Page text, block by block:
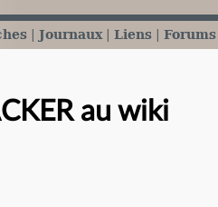
Journaux Liens Forums
au wiki